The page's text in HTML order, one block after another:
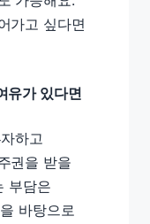
가고 싶다면
유가 있다면
하고
권을 받을
부담은
바탕으로